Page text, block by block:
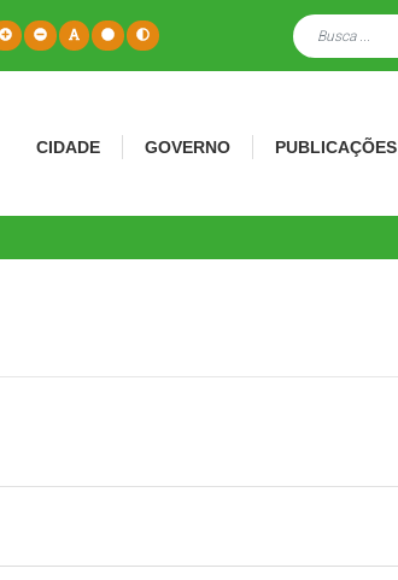
CIDADE GOVERNO PUBLICAÇÕES